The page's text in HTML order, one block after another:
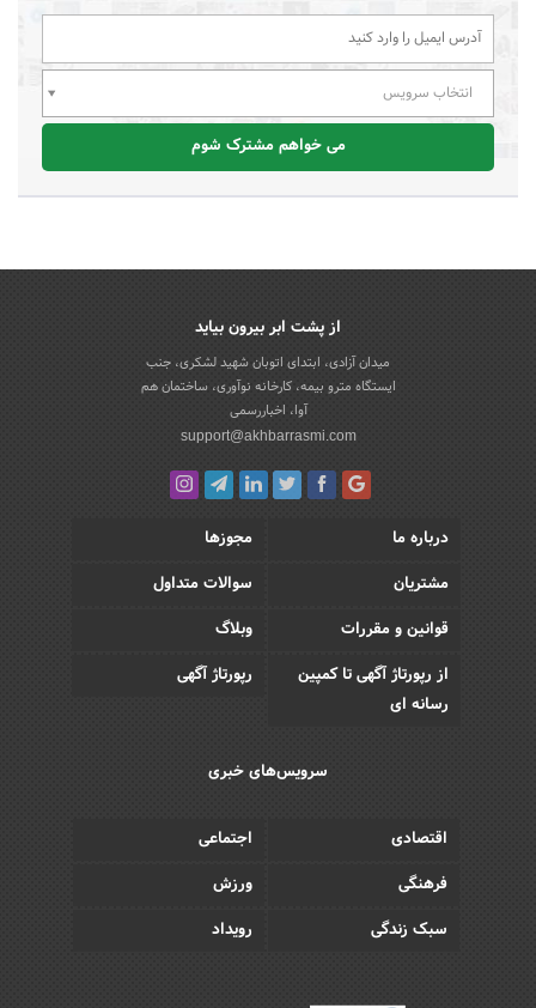
انتخاب سرویس
می خواهم مشترک شوم
از پشت ابر بیرون بیاید
میدان آزادی، ابتدای اتوبان شهید لشکری، جنب
ایستگاه مترو بیمه، کارخانه نوآوری، ساختمان هم
آوا، اخباررسمی
support@akhbarrasmi.com
درباره ما
مجوزها
مشتریان
سوالات متداول
قوانین و مقررات
وبلاگ
از رپورتاژ آگهی تا کمپین
رسانه ای
رپورتاژ آگهی
سرویس‌های خبری
اقتصادی
اجتماعی
فرهنگی
ورزش
سبک زندگی
رویداد